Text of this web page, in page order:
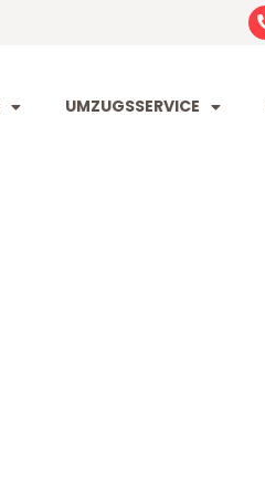
UMZUGSSERVICE